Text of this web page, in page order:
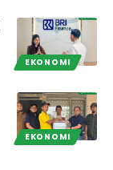
EKONOMI
EKONOMI